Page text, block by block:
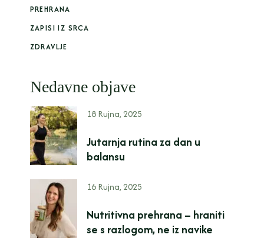
PREHRANA
ZAPISI IZ SRCA
ZDRAVLJE
Nedavne objave
18 Rujna, 2025
Jutarnja rutina za dan u
balansu
16 Rujna, 2025
Nutritivna prehrana – hraniti
se s razlogom, ne iz navike